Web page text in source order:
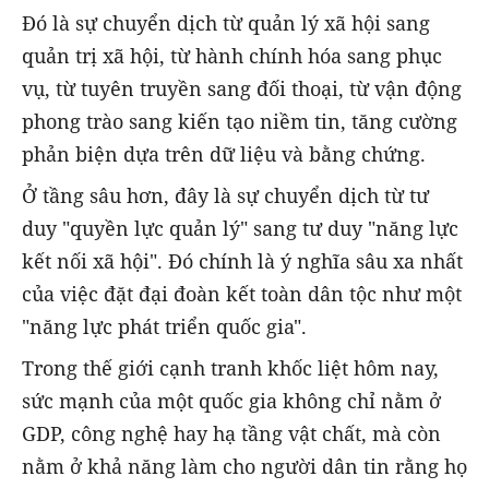
Đó là sự chuyển dịch từ quản lý xã hội sang
quản trị xã hội, từ hành chính hóa sang phục
vụ, từ tuyên truyền sang đối thoại, từ vận động
phong trào sang kiến tạo niềm tin, tăng cường
phản biện dựa trên dữ liệu và bằng chứng.
Ở tầng sâu hơn, đây là sự chuyển dịch từ tư
duy "quyền lực quản lý" sang tư duy "năng lực
kết nối xã hội". Đó chính là ý nghĩa sâu xa nhất
của việc đặt đại đoàn kết toàn dân tộc như một
"năng lực phát triển quốc gia".
Trong thế giới cạnh tranh khốc liệt hôm nay,
sức mạnh của một quốc gia không chỉ nằm ở
GDP, công nghệ hay hạ tầng vật chất, mà còn
nằm ở khả năng làm cho người dân tin rằng họ